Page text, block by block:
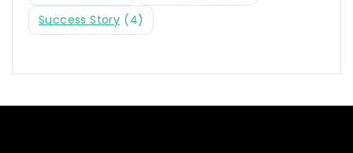
Success Story (4)